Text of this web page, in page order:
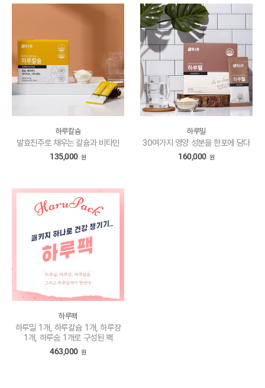
하루칼슘
발효진주로 채우는 칼슘과 비타민
135,000 원
하루밀
30여가지 영양 성분을 한포에 담다
160,000 원
하루팩
하루밀 1개, 하루칼슘 1개, 하루장
1개, 하루숨 1개로 구성된 팩
463,000 원